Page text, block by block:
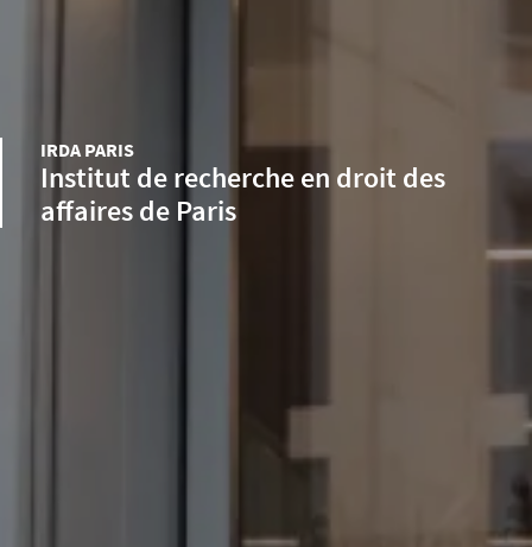
IRDA PARIS
Institut de recherche en droit des
affaires de Paris